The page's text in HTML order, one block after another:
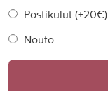
Postikulut (+20€)
Nouto